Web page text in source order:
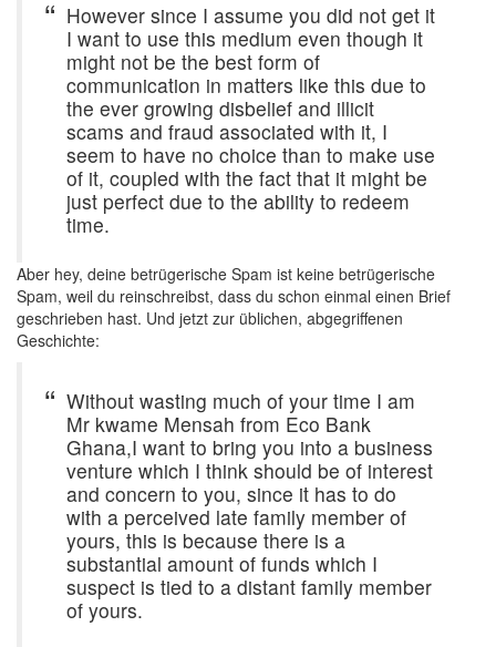
However since I assume you did not get it
I want to use this medium even though it
might not be the best form of
communication in matters like this due to
the ever growing disbelief and illicit
scams and fraud associated with it, I
seem to have no choice than to make use
of it, coupled with the fact that it might be
just perfect due to the ability to redeem
time.
Aber hey, deine betrügerische Spam ist keine betrügerische
Spam, weil du reinschreibst, dass du schon einmal einen Brief
geschrieben hast. Und jetzt zur üblichen, abgegriffenen
Geschichte:
Without wasting much of your time I am
Mr kwame Mensah from Eco Bank
Ghana,I want to bring you into a business
venture which I think should be of interest
and concern to you, since it has to do
with a perceived late family member of
yours, this is because there is a
substantial amount of funds which I
suspect is tied to a distant family member
of yours.